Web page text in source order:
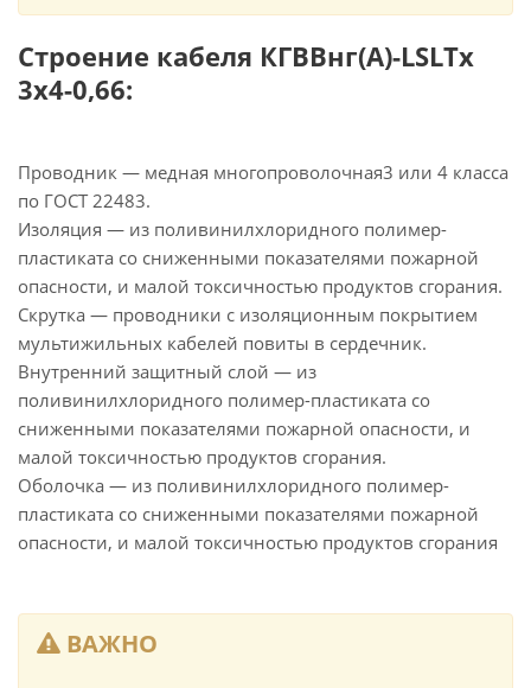
Строение кабеля КГВВнг(А)-LSLTx
3х4-0,66:
Проводник — медная многопроволочная3 или 4 класса
по ГОСТ 22483.
Изоляция — из поливинилхлоридного полимер-
пластиката со сниженными показателями пожарной
опасности, и малой токсичностью продуктов сгорания.
Скрутка — проводники с изоляционным покрытием
мультижильных кабелей повиты в сердечник.
Внутренний защитный слой — из
поливинилхлоридного полимер-пластиката со
сниженными показателями пожарной опасности, и
малой токсичностью продуктов сгорания.
Оболочка — из поливинилхлоридного полимер-
пластиката со сниженными показателями пожарной
опасности, и малой токсичностью продуктов сгорания
ВАЖНО